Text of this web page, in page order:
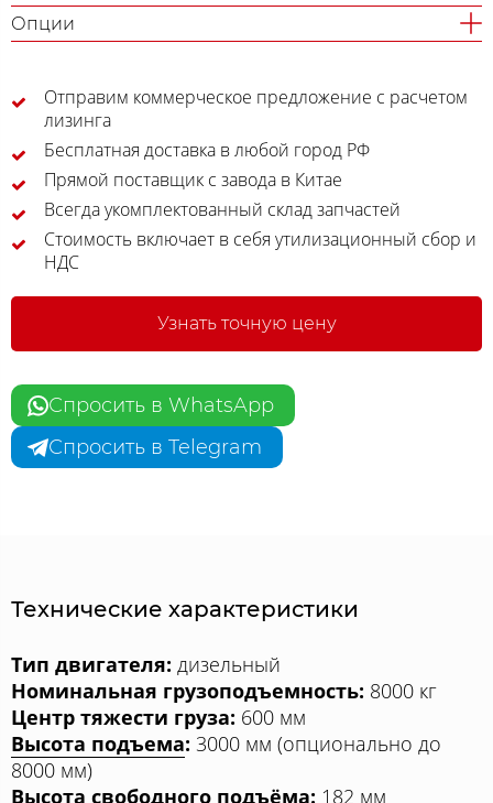
Опции
Отправим коммерческое предложение с расчетом
лизинга
Бесплатная доставка в любой город РФ
Прямой поставщик с завода в Китае
Всегда укомплектованный склад запчастей
Стоимость включает в себя утилизационный сбор и
НДС
Узнать точную цену
Спросить в WhatsApp
Спросить в Telegram
Технические характеристики
Тип двигателя: дизельный
Номинальная грузоподъемность: 8000 кг
Центр тяжести груза: 600 мм
Высота подъема: 3000 мм (опционально до
8000 мм)
Высота свободного подъёма: 182 мм